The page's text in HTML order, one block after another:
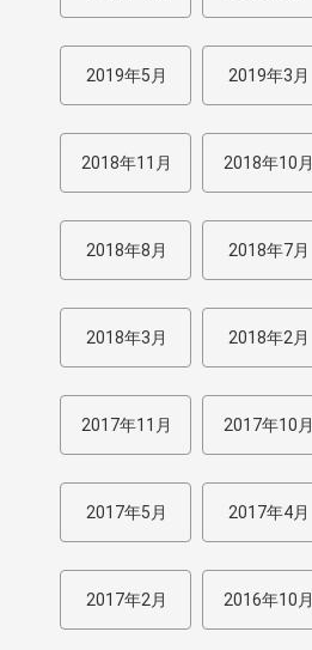
2019年5月 2019年3月
2018年11月 2018年10月
2018年8月 2018年7月
2018年3月 2018年2月
2017年11月 2017年10月
2017年5月 2017年4月
2017年2月 2016年10月